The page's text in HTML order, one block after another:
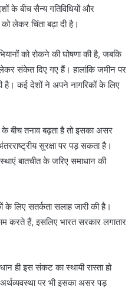
के बीच सैन्य गतिविधियों और
लेकर चिंता बढ़ा दी है।
को रोकने की घोषणा की है, जबकि
संकेत दिए गए हैं। हालांकि जमीन पर
है। कई देशों ने अपने नागरिकों के लिए
के बीच तनाव बढ़ता है तो इसका असर
सुरक्षा पर पड़ सकता है।
बातचीत के जरिए समाधान की
के लिए सतर्कता सलाह जारी की है।
करते हैं, इसलिए भारत सरकार लगातार
ही इस संकट का स्थायी रास्ता हो
पर भी इसका असर पड़